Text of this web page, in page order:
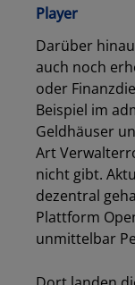
Player
Darüber
auch noch
oder
Beispiel im
Geldhäuser
Art
nicht gibt.
dezentral
Plattform
unmittelbar